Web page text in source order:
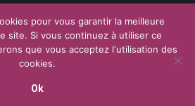
Menu
de l'Hypnose Brabant Wallon.Tous droits
réservés.
services qui soutiennent vos soins. Pour
et hypnotherapeutes.
pour vous garantir la meilleure
site. Si vous continuez à utiliser ce
que vous acceptez l'utilisation des
cookies.
Ok